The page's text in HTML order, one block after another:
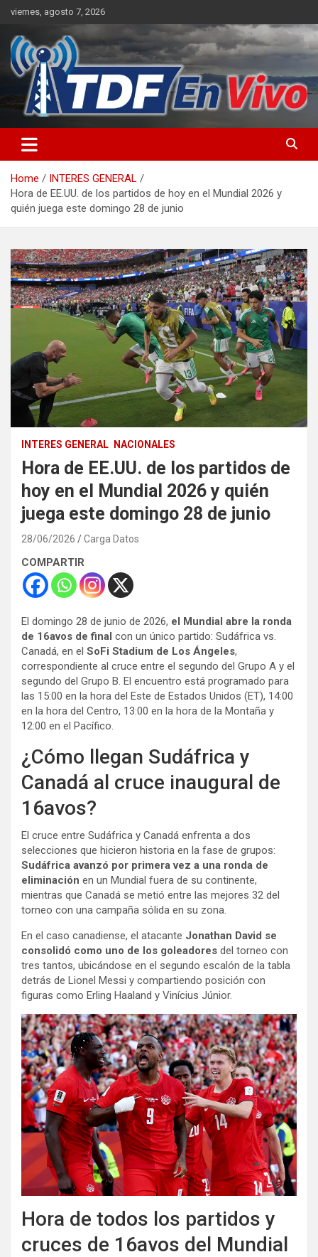
Skip
content
viernes, agosto 7, 2026
Home
INTERES GENERAL
Hora de EE.UU. de los partidos de hoy en el Mundial 2026 y
quién juega este domingo 28 de junio
INTERES GENERAL NACIONALES
Hora de EE.UU. de los partidos de
hoy en el Mundial 2026 y quién
juega este domingo 28 de junio
28/06/2026 Carga Datos
COMPARTIR
El domingo 28 de junio de 2026, el Mundial abre la ronda
de 16avos de final con un único partido: Sudáfrica vs.
Canadá, en el SoFi Stadium de Los Ángeles,
correspondiente al cruce entre el segundo del Grupo A y el
segundo del Grupo B. El encuentro está programado para
las 15:00 en la hora del Este de Estados Unidos (ET), 14:00
en la hora del Centro, 13:00 en la hora de la Montaña y
12:00 en el Pacífico.
¿Cómo llegan Sudáfrica y
Canadá al cruce inaugural de
16avos?
El cruce entre Sudáfrica y Canadá enfrenta a dos
selecciones que hicieron historia en la fase de grupos:
Sudáfrica avanzó por primera vez a una ronda de
eliminación en un Mundial fuera de su continente,
mientras que Canadá se metió entre las mejores 32 del
torneo con una campaña sólida en su zona.
En el caso canadiense, el atacante Jonathan David se
consolidó como uno de los goleadores del torneo con
tres tantos, ubicándose en el segundo escalón de la tabla
detrás de Lionel Messi y compartiendo posición con
figuras como Erling Haaland y Vinícius Júnior.
Hora de todos los partidos y
cruces de 16avos del Mundial